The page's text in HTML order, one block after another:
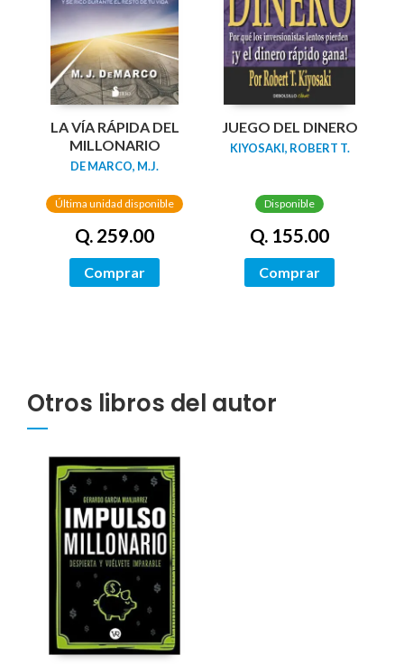
LA VÍA RÁPIDA DEL
MILLONARIO
DE MARCO, M.J.
Última unidad disponible
Q. 259.00
Comprar
JUEGO DEL DINERO
KIYOSAKI, ROBERT T.
Disponible
Q. 155.00
Comprar
Otros libros del autor